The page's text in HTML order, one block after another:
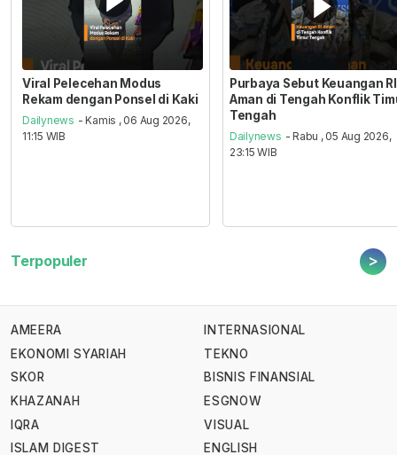
Viral Pelecehan Modus
Rekam dengan Ponsel di Kaki
Dailynews - Kamis , 06 Aug 2026,
11:15 WIB
Purbaya Sebut Keuangan RI
Aman di Tengah Konflik
Tengah
Dailynews - Rabu , 05 Aug 2026,
23:15 WIB
Terpopuler >
AMEERA
EKONOMI SYARIAH
SKOR
KHAZANAH
IQRA
ISLAM DIGEST
INTERNASIONAL
TEKNO
BISNIS FINANSIAL
ESGNOW
VISUAL
ENGLISH